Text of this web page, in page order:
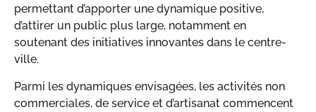
permettant d’apporter une dynamique positive,
d’attirer un public plus large, notamment en
soutenant des initiatives innovantes dans le centre-
ville.
Parmi les dynamiques envisagées, les activités non
commerciales, de service et d’artisanat commencent